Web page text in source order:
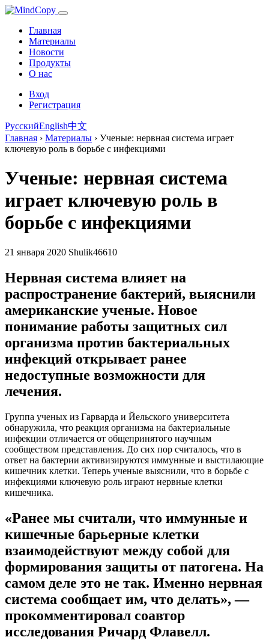
Главная
Материалы
Новости
Продукты
О нас
Вход
Регистрация
РусскийEnglish中文
Главная › Материалы › Ученые: нервная система играет
ключевую роль в борьбе с инфекциями
Ученые: нервная система
играет ключевую роль в
борьбе с инфекциями
21 января 2020 Shulik46610
Нервная система влияет на
распространение бактерий, выяснили
американские ученые. Новое
понимание работы защитных сил
организма против бактериальных
инфекций открывает ранее
недоступные возможности для
лечения.
Группа ученых из Гарварда и Йельского университета
обнаружила, что реакция организма на бактериальные
инфекции отличается от общепринятого научным
сообществом представления. До сих пор считалось, что в
ответ на бактерии активизируются иммунные и выстилающие
кишечник клетки. Теперь ученые выяснили, что в борьбе с
инфекциями ключевую роль играют нервные клетки
кишечника.
«Ранее мы считали, что иммунные и
кишечные барьерные клетки
взаимодействуют между собой для
формирования защиты от патогена. На
самом деле это не так. Именно нервная
система сообщает им, что делать», —
прокомментировал соавтор
исследования Ричард Флавелл.